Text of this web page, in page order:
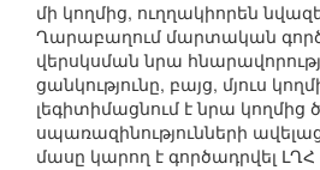
մի կողմից, ուղղակիորեն
Ղարաբաղում մարտական
վերսկսման նրա
ցանկությունը, բայց, մյուս
լեգիտիմացնում է նրա կողմից
սպառազինությունների
մասը կարող է գործադրվել ԼՂՀ